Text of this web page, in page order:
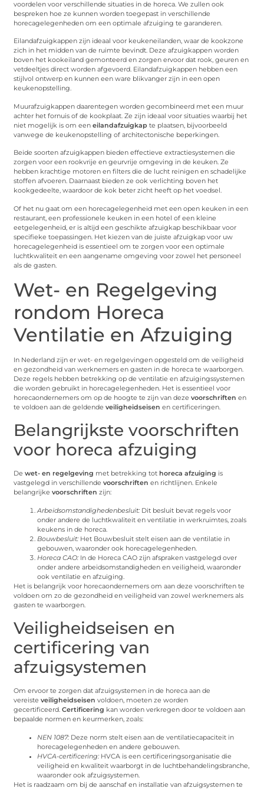
voordelen voor verschillende situaties in de horeca. We zullen ook
bespreken hoe ze kunnen worden toegepast in verschillende
horecagelegenheden om een optimale afzuiging te garanderen.
Eilandafzuigkappen zijn ideaal voor keukeneilanden, waar de kookzone
zich in het midden van de ruimte bevindt. Deze afzuigkappen worden
boven het kookeiland gemonteerd en zorgen ervoor dat rook, geuren en
vetdeeltjes direct worden afgevoerd. Eilandafzuigkappen hebben een
stijlvol ontwerp en kunnen een ware blikvanger zijn in een open
keukenopstelling.
Muurafzuigkappen daarentegen worden gecombineerd met een muur
achter het fornuis of de kookplaat. Ze zijn ideaal voor situaties waarbij het
niet mogelijk is om eeneilandafzuigkap te plaatsen, bijvoorbeeld
vanwege de keukenopstelling of architectonische beperkingen.
Beide soorten afzuigkappen bieden effectieve extractiesystemen die
zorgen voor een rookvrije en geurvrije omgeving in de keuken. Ze
hebben krachtige motoren en filters die de lucht reinigen en schadelijke
stoffen afvoeren. Daarnaast bieden ze ook verlichting boven het
kookgedeelte, waardoor de kok beter zicht heeft op het voedsel.
Of het nu gaat om een horecagelegenheid met een open keuken in een
restaurant, een professionele keuken in een hotel of een kleine
eetgelegenheid, er is altijd een geschikte afzuigkap beschikbaar voor
specifieke toepassingen. Het kiezen van de juiste afzuigkap voor uw
horecagelegenheid is essentieel om te zorgen voor een optimale
luchtkwaliteit en een aangename omgeving voor zowel het personeel
als de gasten.
Wet- en Regelgeving
rondom Horeca
Ventilatie en Afzuiging
In Nederland zijn er wet- en regelgevingen opgesteld om de veiligheid
en gezondheid van werknemers en gasten in de horeca te waarborgen.
Deze regels hebben betrekking op de ventilatie en afzuigingssystemen
die worden gebruikt in horecagelegenheden. Het is essentieel voor
horecaondernemers om op de hoogte te zijn van dezevoorschriften en
te voldoen aan de geldendeveiligheidseisen en certificeringen.
Belangrijkste voorschriften
voor horeca afzuiging
Dewet- en regelgeving met betrekking tot horeca afzuiging is
vastgelegd in verschillendevoorschriften en richtlijnen. Enkele
belangrijkevoorschriften zijn:
Arbeidsomstandighedenbesluit: Dit besluit bevat regels voor
onder andere de luchtkwaliteit en ventilatie in werkruimtes, zoals
keukens in de horeca.
Bouwbesluit: Het Bouwbesluit stelt eisen aan de ventilatie in
gebouwen, waaronder ook horecagelegenheden.
Horeca CAO: In de Horeca CAO zijn afspraken vastgelegd over
onder andere arbeidsomstandigheden en veiligheid, waaronder
ook ventilatie en afzuiging.
Het is belangrijk voor horecaondernemers om aan deze voorschriften te
voldoen om zo de gezondheid en veiligheid van zowel werknemers als
gasten te waarborgen.
Veiligheidseisen en
certificering van
afzuigsystemen
Om ervoor te zorgen dat afzuigsystemen in de horeca aan de
vereisteveiligheidseisen voldoen, moeten ze worden
gecertificeerd.Certificering kan worden verkregen door te voldoen aan
bepaalde normen en keurmerken, zoals:
NEN 1087: Deze norm stelt eisen aan de ventilatiecapaciteit in
horecagelegenheden en andere gebouwen.
HVCA-certificering: HVCA is een certificeringsorganisatie die
veiligheid en kwaliteit waarborgt in de luchtbehandelingsbranche,
waaronder ook afzuigsystemen.
Het is raadzaam om bij de aanschaf en installatie van afzuigsystemen te